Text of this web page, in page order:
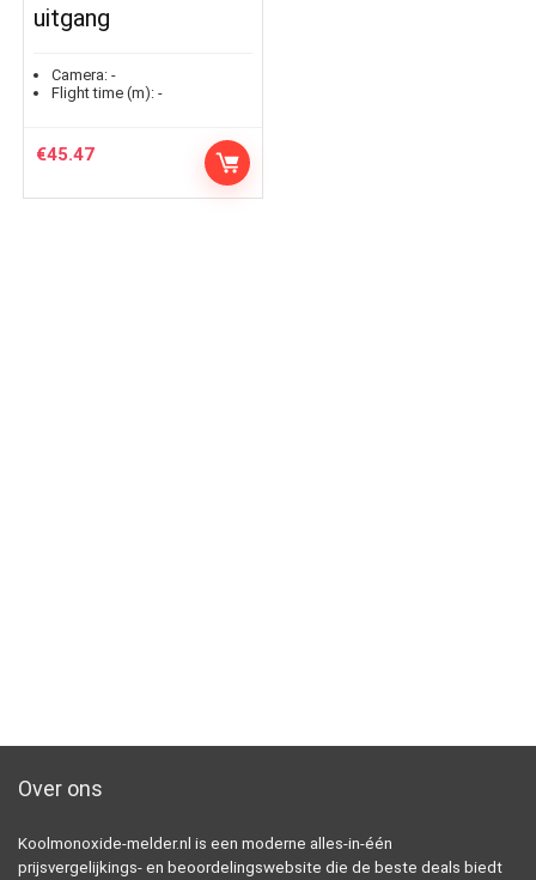
uitgang
Camera: -
Flight time (m): -
€45.47
Over ons
Koolmonoxide-melder.nl is een moderne alles-in-één
prijsvergelijkings- en beoordelingswebsite die de beste deals biedt